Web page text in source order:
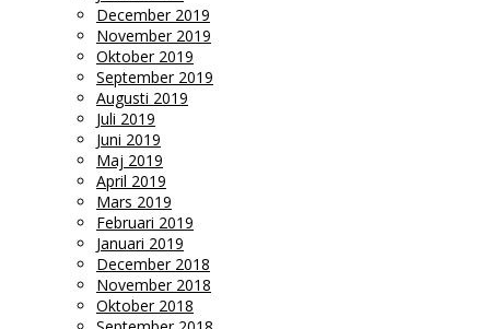
December 2019
November 2019
Oktober 2019
September 2019
Augusti 2019
Juli 2019
Juni 2019
Maj 2019
April 2019
Mars 2019
Februari 2019
Januari 2019
December 2018
November 2018
Oktober 2018